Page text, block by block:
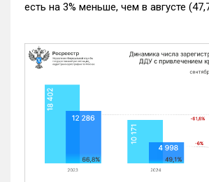
есть на 3% меньше, чем в августе